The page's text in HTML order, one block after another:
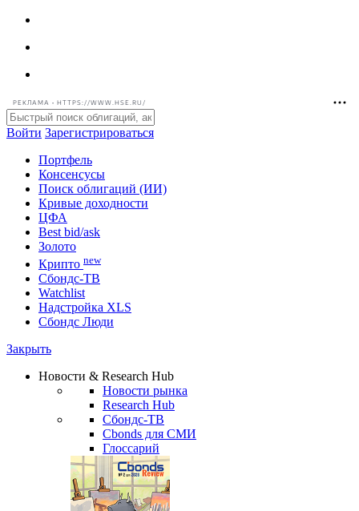
РЕКЛАМА • HTTPS://WWW.HSE.RU/
Войти Зарегистрироваться
Портфель
Консенсусы
Поиск облигаций (ИИ)
Кривые доходности
ЦФА
Best bid/ask
Золото
Крипто new
Watchlist
Сбондс Люди
Новости & Research Hub
Новости рынка
Research Hub
Сбондс-ТВ
Cbonds для СМИ
Глоссарий